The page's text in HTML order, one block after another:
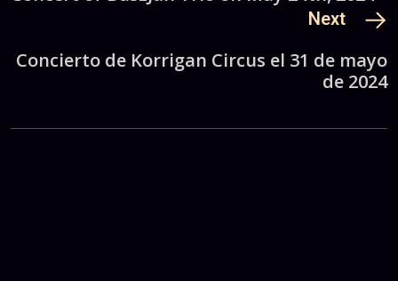
Next
Concierto de Korrigan Circus el 31 de mayo
de 2024